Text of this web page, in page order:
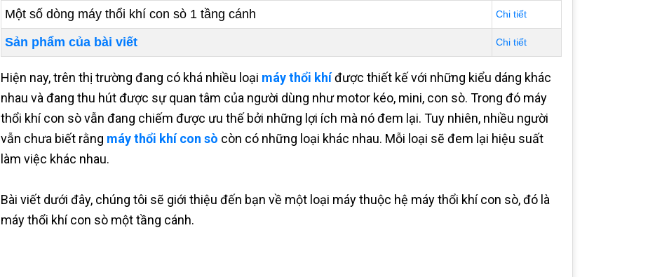
Một số dòng máy thổi khí con sò 1 tầng cánh Chi tiết
Sản phẩm của bài viết Chi tiết
Hiện nay, trên thị trường đang có khá nhiều loại máy thổi khíđược thiết kế với những kiểu dáng khác
nhau và đang thu hút được sự quan tâm của người dùng như motor kéo, mini, con sò. Trong đó máy
thổi khí con sò vẫn đang chiếm được ưu thế bởi những lợi ích mà nó đem lại. Tuy nhiên, nhiều người
vẫn chưa biết rằng máy thổi khí con sò còn có những loại khác nhau. Mỗi loại sẽ đem lại hiệu suất
làm việc khác nhau.
Bài viết dưới đây, chúng tôi sẽ giới thiệu đến bạn về một loại máy thuộc hệ máy thổi khí con sò, đó là
máy thổi khí con sò một tầng cánh.